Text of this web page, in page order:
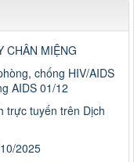
CHÂN MIỆNG
chống HIV/AIDS
AIDS 01/12
trực tuyến trên Dịch
2025